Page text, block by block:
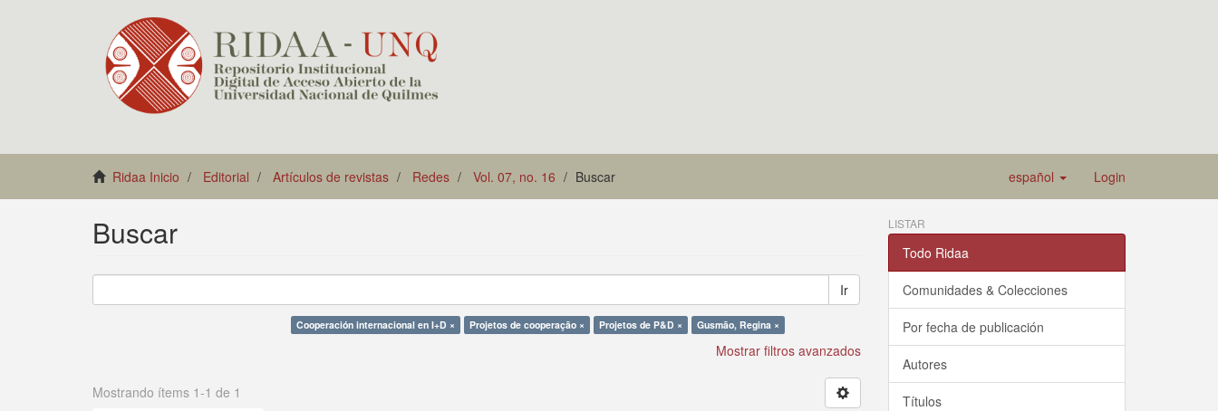
Ridaa Inicio Editorial Artículos de revistas Redes Vol. 07, no. 16 Buscar español Login
Buscar
Ir
Cooperación internacional en I+D × Projetos de cooperação × Projetos de P&D × Gusmão, Regina ×
Mostrar filtros avanzados
Mostrando ítems 1-1 de 1
LISTAR
Todo Ridaa
Comunidades & Colecciones
Por fecha de publicación
Autores
Títulos